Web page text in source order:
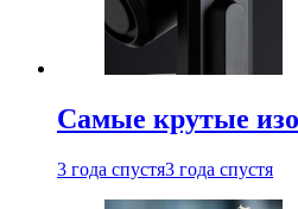
Самые крутые
3 года спустя3 года спустя